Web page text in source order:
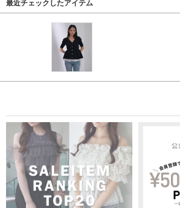
最近チェックしたアイテム